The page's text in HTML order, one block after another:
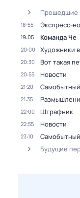
Прошедшие
18:55 Экспресс-
19:05 Команда Че
20:00 Художники
20:30 Вот такая
20:55 Новости
21:20
21:35
22:00 Штрафник
22:55 Новости
23:10
Будущие